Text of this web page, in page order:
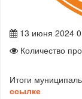
13 июня 2024
Количество
Итоги
ссылке